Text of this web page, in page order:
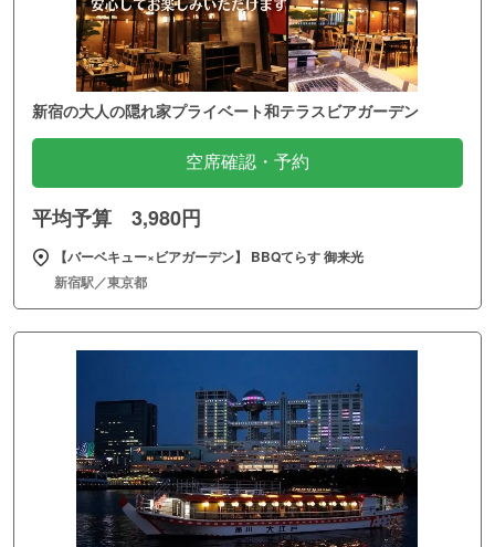
新宿の大人の隠れ家プライベート和テラスビアガーデン
空席確認・予約
平均予算 3,980円
【バーベキュー×ビアガーデン】 BBQてらす 御来光
新宿駅／東京都